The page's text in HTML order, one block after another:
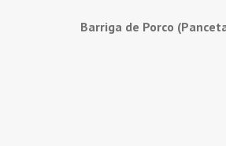
Barriga de Porco